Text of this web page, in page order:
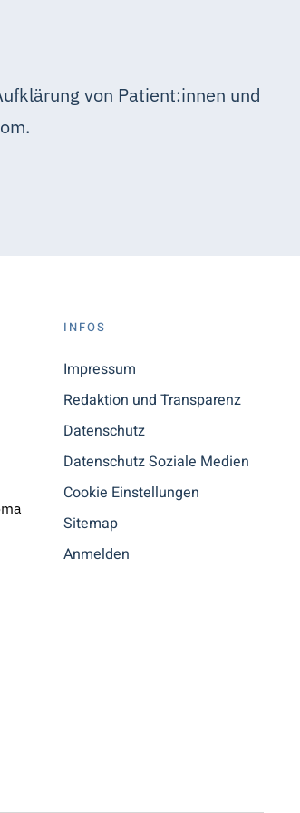
von Patient:innen und
INFOS
Impressum
Redaktion und Transparenz
Datenschutz
Datenschutz Soziale Medien
Cookie Einstellungen
Sitemap
Anmelden